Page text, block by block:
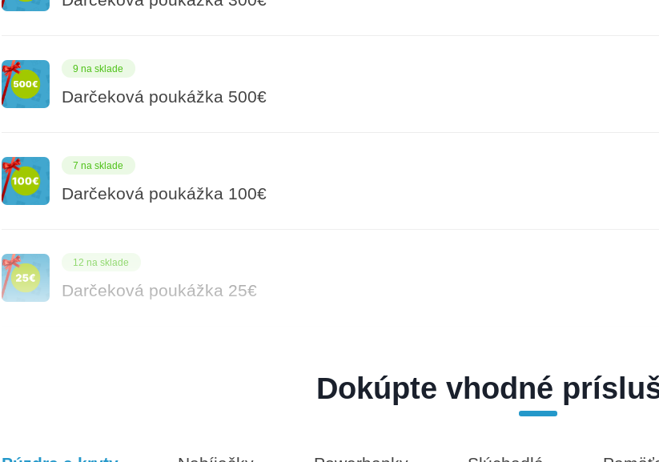
9 na sklade
Darčeková poukážka 500€
7 na sklade
Darčeková poukážka 100€
12 na sklade
Darčeková poukážka 25€
8 na sklade
Dokúpte vhodné